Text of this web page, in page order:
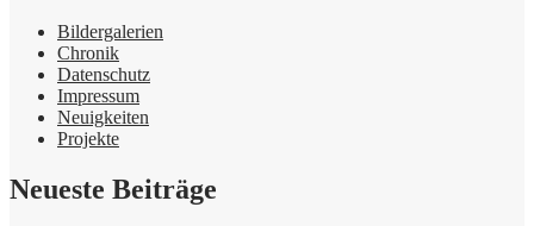
Bildergalerien
Chronik
Datenschutz
Impressum
Neuigkeiten
Projekte
Neueste Beiträge